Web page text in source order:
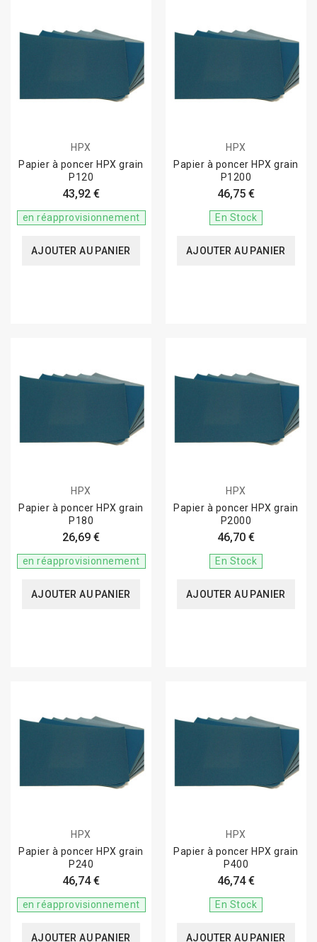
HPX
Papier à poncer HPX grain
P120
43,92 €
en réapprovisionnement
AJOUTER AU PANIER
HPX
Papier à poncer HPX grain
P1200
46,75 €
En Stock
AJOUTER AU PANIER
HPX
Papier à poncer HPX grain
P180
26,69 €
en réapprovisionnement
AJOUTER AU PANIER
HPX
Papier à poncer HPX grain
P2000
46,70 €
En Stock
AJOUTER AU PANIER
HPX
Papier à poncer HPX grain
P240
46,74 €
en réapprovisionnement
AJOUTER AU PANIER
HPX
Papier à poncer HPX grain
P400
46,74 €
En Stock
AJOUTER AU PANIER